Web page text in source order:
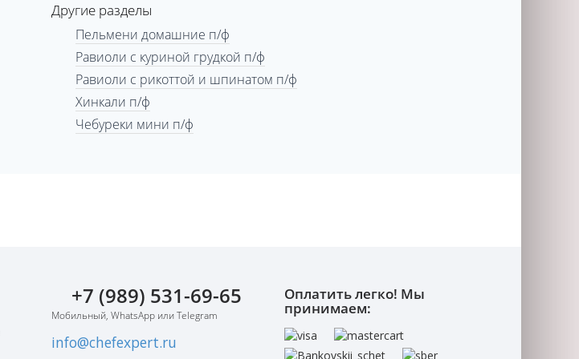
Другие разделы
Пельмени домашние п/ф
Равиоли с куриной грудкой п/ф
Равиоли с рикоттой и шпинатом п/ф
Хинкали п/ф
Чебуреки мини п/ф
+7 (989) 531-69-65
Мобильный, WhatsApp или Telegram
info@chefexpert.ru
Оплатить легко! Мы
принимаем: